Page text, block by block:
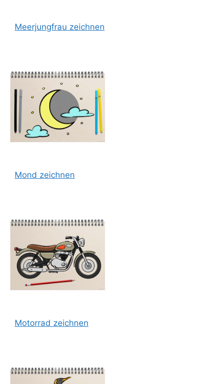
Meerjungfrau zeichnen
Mond zeichnen
Motorrad zeichnen